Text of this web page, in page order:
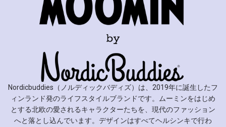
Nordicbuddies（ノルディックバディズ）は、2019年に誕生したフ
ィンランド発のライフスタイルブランドです。ムーミンをはじめ
とする北欧の愛されるキャラクターたちを、現代のファッション
へと落とし込んでいます。デザインはすべてヘルシンキで行わ